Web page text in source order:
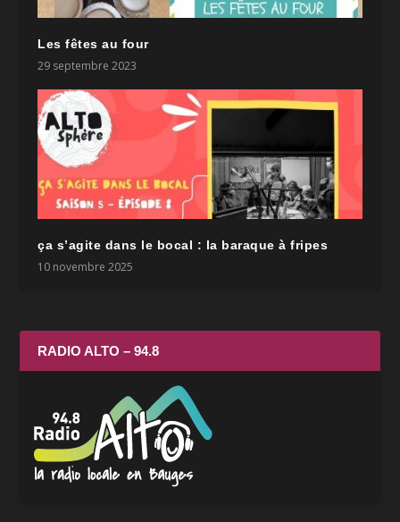
Les fêtes au four
29 septembre 2023
ça s’agite dans le bocal : la baraque à fripes
10 novembre 2025
RADIO ALTO – 94.8